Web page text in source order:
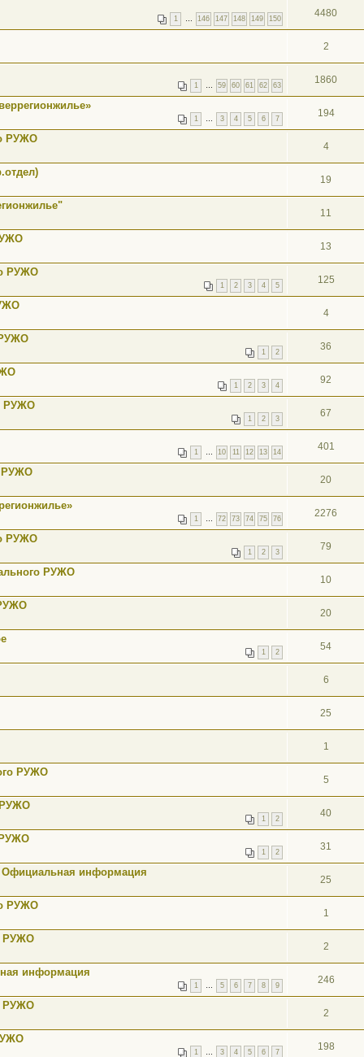
1 … 146 147 148 149 150 4480
2
1 … 59 60 61 62 63 1860
1 … 3 4 5 6 7 194
РУЖО
4
19
11
13
РУЖО
1 2 3 4 5 125
4
РУЖО
1 2 36
1 2 3 4 92
РУЖО
1 2 3 67
1 … 10 11 12 13 14 401
РУЖО
20
1 … 72 73 74 75 76 2276
РУЖО
1 2 3 79
РУЖО
10
20
1 2 54
6
25
1
РУЖО
5
РУЖО
1 2 40
РУЖО
1 2 31
информация
25
РУЖО
1
РУЖО
2
информация
1 … 5 6 7 8 9 246
РУЖО
2
1 … 3 4 5 6 7 198